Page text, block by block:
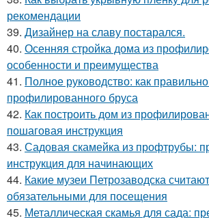
рекомендации
39. Дизайнер на славу постарался.
40. Осенняя стройка дома из
особенности и преимущества
41. Полное руководство: как
профилированного бруса
42. Как построить дом из
пошаговая инструкция
43. Садовая скамейка из профтрубы:
инструкция для начинающих
44. Какие музеи Петрозаводска
обязательными для посещения
45. Металлическая скамья для сада: